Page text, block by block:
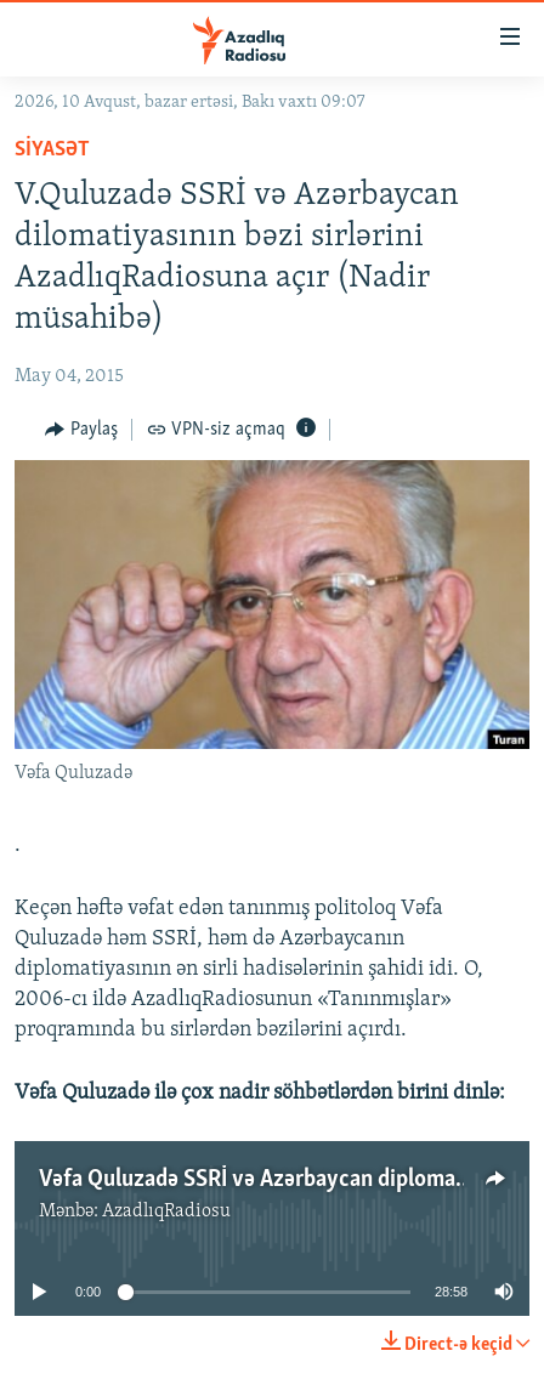
Əsas
qayıt
Əsas
naviqasiyaya
qayıt
Axtarışa
keç
GÜNDƏM
#İZAHLA
KORRUPSIOMETR
#ƏSLINDƏ
FƏRQƏ BAX
ARAŞDIRMA
MULTIMEDIA
İNFOQRAFIKA
KARIKATURA
AZƏRBAYCAN ƏDƏBIYYATI KITABXANASI
İSLAM VƏ DEMOKRATIYA
İZ - MƏDƏNIYYƏT PROQRAMI
MISSIYAMIZ
PEŞƏ ETIKASI VƏ JURNALISTIKA STANDARTLARIMIZ
MATERIALLARIMIZDAN ISTIFADƏ
AZADLIQRADIOSU MOBIL TELEFONUNUZDA
BIZIMLƏ ƏLAQƏ
XƏBƏR BÜLLETENLƏRIMIZ
RFE/RL-in bütün saytları
2026, 10 Avqust, bazar ertəsi, Bakı vaxtı 09:07
SIYASƏT
V.Quluzadə SSRİ və Azərbaycan
dilomatiyasının bəzi sirlərini
AzadlıqRadiosuna açır (Nadir
müsahibə)
May 04, 2015
Paylaş VPN-siz açmaq
Vəfa Quluzadə
.
Keçən həftə vəfat edən tanınmış politoloq Vəfa
Quluzadə həm SSRİ, həm də Azərbaycanın
diplomatiyasının ən sirli hadisələrinin şahidi idi. O,
2006-cı ildə AzadlıqRadiosunun «Tanınmışlar»
proqramında bu sirlərdən bəzilərini açırdı.
Vəfa Quluzadə ilə çox nadir söhbətlərdən birini dinlə:
Vəfa Quluzadə SSRİ və Azərbaycan diplomatiyasının bəzi sirlərini AzadlıqRadiosuna açır
Mənbə: AzadlıqRadiosu
No media source currently available
0:00 28:58
Direct-ə keçid